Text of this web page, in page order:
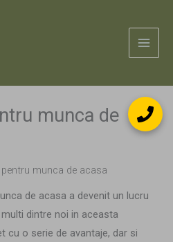
munca de
munca de acasa
de acasa a devenit un lucru
dintre noi in aceasta
cu o serie de avantaje, dar si